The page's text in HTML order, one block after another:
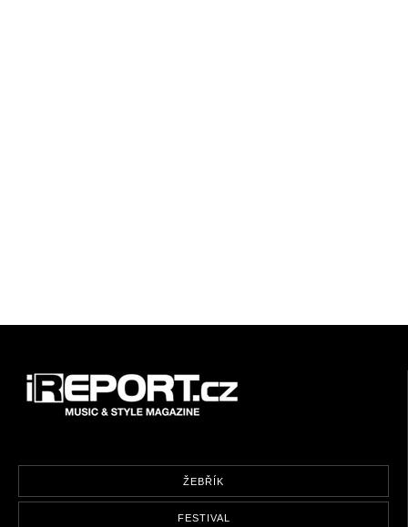
ŽEBŘÍK
FESTIVAL